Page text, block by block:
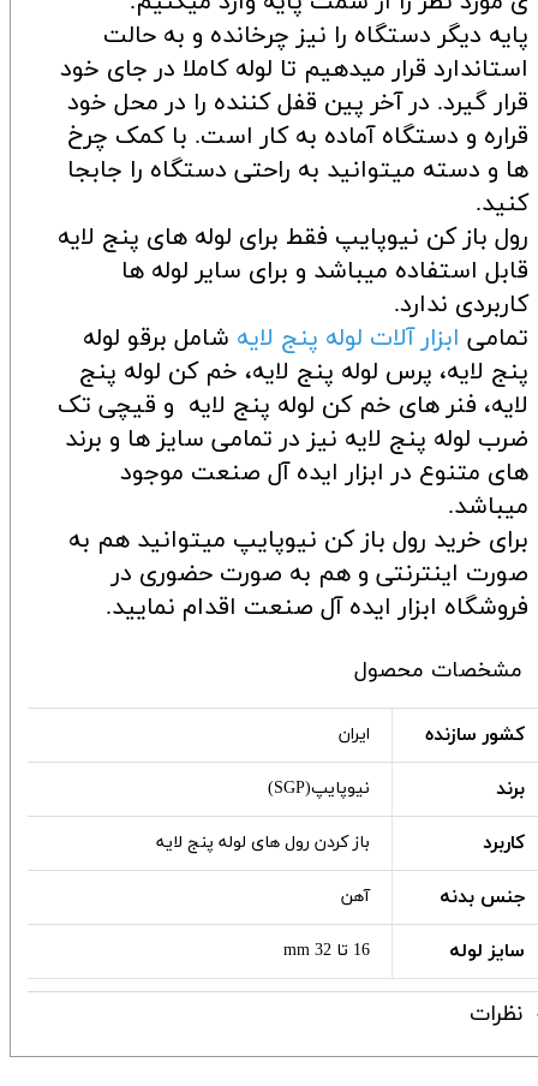
پایه دیگر دستگاه را نیز چرخانده و به حالت
استاندارد قرار میدهیم تا لوله کاملا در جای خود
قرار گیرد. در آخر پین قفل کننده را در محل خود
قراره و دستگاه آماده به کار است. با کمک چرخ
ها و دسته میتوانید به راحتی دستگاه را جابجا
کنید.
رول باز کن نیوپایپ فقط برای لوله های پنج لایه
قابل استفاده میباشد و برای سایر لوله ها
کاربردی ندارد.
تمامی ابزار آلات لوله پنج لایه شامل برقو لوله
پنج لایه، پرس لوله پنج لایه، خم کن لوله پنج
لایه، فنر های خم کن لوله پنج لایه و قیچی تک
ضرب لوله پنج لایه نیز در تمامی سایز ها و برند
های متنوع در ابزار ایده آل صنعت موجود
میباشد.
برای خرید رول باز کن نیوپایپ میتوانید هم به
صورت اینترنتی و هم به صورت حضوری در
فروشگاه ابزار ایده آل صنعت اقدام نمایید.
مشخصات محصول
کشور سازنده ایران
برند نیوپایپ(SGP)
کاربرد باز کردن رول های لوله پنج لایه
جنس بدنه آهن
سایز لوله 16 تا 32 mm
نظرات